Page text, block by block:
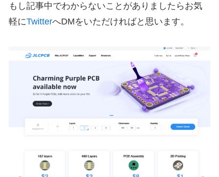
もし記事中でわからないことがありましたらお気
軽にTwitterへDMをいただければと思います。